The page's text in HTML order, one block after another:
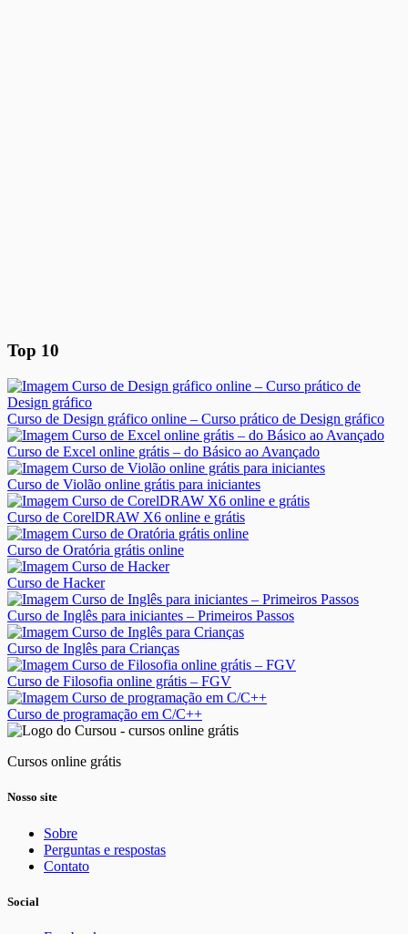
Top 10
Curso de Design gráfico online – Curso prático de Design gráfico
Curso de Excel online grátis – do Básico ao Avançado
Curso de Violão online grátis para iniciantes
Curso de CorelDRAW X6 online e grátis
Curso de Oratória grátis online
Curso de Hacker
Curso de Inglês para iniciantes – Primeiros Passos
Curso de Inglês para Crianças
Curso de Filosofia online grátis – FGV
Curso de programação em C/C++
Cursos online grátis
Nosso site
Sobre
Perguntas e respostas
Contato
Social